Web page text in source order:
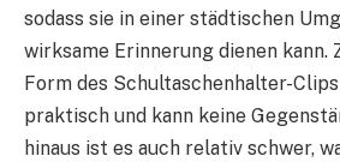
sodass sie in einer städtischen
wirksame Erinnerung dienen kann.
Form des Schultaschenhalter-
praktisch und kann keine
hinaus ist es auch relativ schwer,